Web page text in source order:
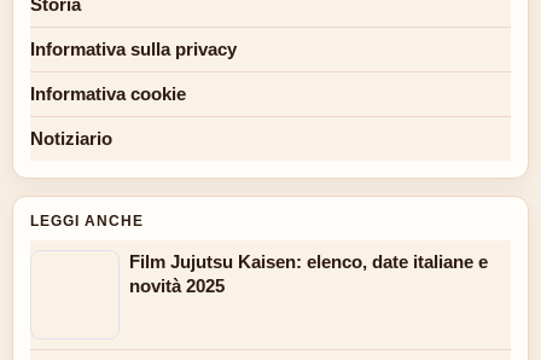
Storia
Informativa sulla privacy
Informativa cookie
Notiziario
LEGGI ANCHE
Film Jujutsu Kaisen: elenco, date italiane e
novità 2025